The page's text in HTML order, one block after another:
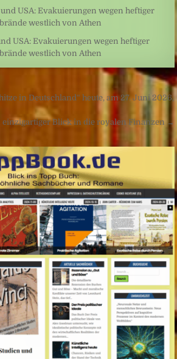
USA: Evakuierungen wegen heftiger
westlich von Athen
in Deutschland“ heute, am 27. Juni 2026,
Blick in die royalen Finanzen →